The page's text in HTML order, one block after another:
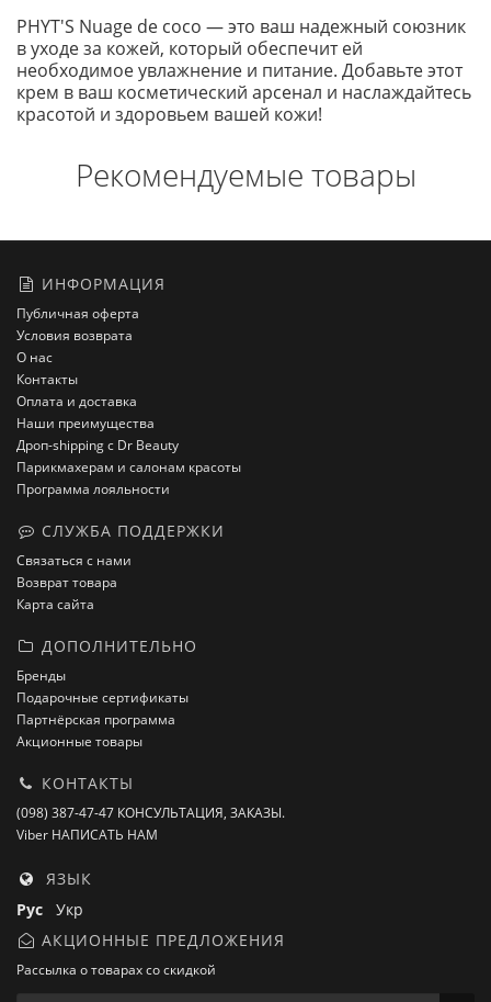
PHYT'S Nuage de coco — это ваш надежный союзник
в уходе за кожей, который обеспечит ей
необходимое увлажнение и питание. Добавьте этот
крем в ваш косметический арсенал и наслаждайтесь
красотой и здоровьем вашей кожи!
Рекомендуемые товары
ИНФОРМАЦИЯ
Публичная оферта
Условия возврата
О нас
Контакты
Оплата и доставка
Наши преимущества
Дроп-shipping с Dr Beauty
Парикмахерам и салонам красоты
Программа лояльности
СЛУЖБА ПОДДЕРЖКИ
Связаться с нами
Возврат товара
Карта сайта
ДОПОЛНИТЕЛЬНО
Бренды
Подарочные сертификаты
Партнёрская программа
Акционные товары
КОНТАКТЫ
(098) 387-47-47 КОНСУЛЬТАЦИЯ, ЗАКАЗЫ.
Viber НАПИСАТЬ НАМ
ЯЗЫК
Рус Укр
АКЦИОННЫЕ ПРЕДЛОЖЕНИЯ
Рассылка о товарах со скидкой